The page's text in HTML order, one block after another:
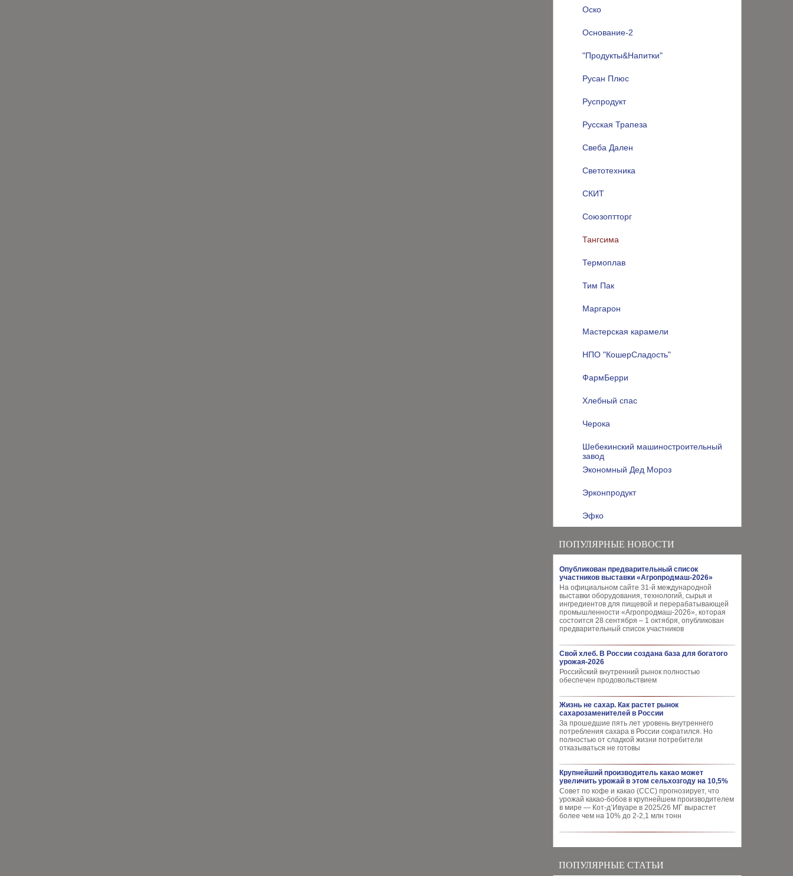
Оско
Основание-2
"Продукты&Напитки"
Русан Плюс
Руспродукт
Русская Трапеза
Свеба Дален
Светотехника
СКИТ
Союзоптторг
Тангсима
Термоплав
Тим Пак
Маргарон
Мастерская карамели
НПО "КошерСладость"
ФармБерри
Хлебный спас
Черока
Шебекинский машиностроительный
завод
Экономный Дед Мороз
Эрконпродукт
Эфко
ПОПУЛЯРНЫЕ НОВОСТИ
Опубликован предварительный список
участников выставки «Агропродмаш-2026»
На официальном сайте 31-й международной
выставки оборудования, технологий, сырья и
ингредиентов для пищевой и перерабатывающей
промышленности «Агропродмаш-2026», которая
состоится 28 сентября – 1 октября, опубликован
предварительный список участников
Свой хлеб. В России создана база для богатого
урожая-2026
Российский внутренний рынок полностью
обеспечен продовольствием
Жизнь не сахар. Как растет рынок
сахарозаменителей в России
За прошедшие пять лет уровень внутреннего
потребления сахара в России сократился. Но
полностью от сладкой жизни потребители
отказываться не готовы
Крупнейший производитель какао может
увеличить урожай в этом сельхозгоду на 10,5%
Совет по кофе и какао (CCC) прогнозирует, что
урожай какао-бобов в крупнейшем производителем
в мире — Кот-д’Ивуаре в 2025/26 МГ вырастет
более чем на 10% до 2-2,1 млн тонн
ПОПУЛЯРНЫЕ СТАТЬИ